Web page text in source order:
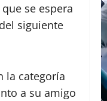
se espera
siguiente
la categoría
a su amigo